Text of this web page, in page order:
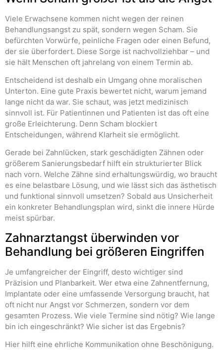
Viele Erwachsene kommen nicht wegen der reinen
Behandlungsangst zu spät, sondern wegen Scham. Sie
befürchten Vorwürfe, peinliche Fragen oder einen Befund,
der sie überfordert. Diese Sorge ist nachvollziehbar – und
sie hält Menschen oft jahrelang von einem Termin ab.
Entscheidend ist deshalb ein Umgang ohne moralischen
Unterton. Eine gute Praxis bewertet nicht, warum jemand
lange nicht da war. Sie schaut, was jetzt medizinisch
sinnvoll ist. Für Patientinnen und Patienten ist das oft eine
große Erleichterung. Denn Scham blockiert
Entscheidungen, während Klarheit sie ermöglicht.
Gerade bei Zahnlücken, stark geschädigten Zähnen oder
größerem Sanierungsbedarf hilft ein strukturierter Blick
nach vorn. Welche Zähne sind erhaltungswürdig, wo braucht
es eine belastbare Lösung, und wie lässt sich das ästhetisch
und funktional sinnvoll umsetzen? Sobald aus Unsicherheit
ein konkreter Behandlungsplan wird, sinkt die innere Hürde
meist spürbar.
Zahnarztangst überwinden vor
Behandlung bei größeren Eingriffen
Je umfangreicher der Eingriff, desto wichtiger sind
Präzision und Planbarkeit. Wer etwa eine Zahnentfernung,
Implantate oder eine umfassende Versorgung braucht, hat
oft nicht nur Angst vor Schmerzen, sondern vor dem
gesamten Prozess. Wie viele Termine sind nötig? Wie lange
bin ich eingeschränkt? Wie sicher ist das Ergebnis?
Hier hilft eine ehrliche Kommunikation ohne Beschönigung.